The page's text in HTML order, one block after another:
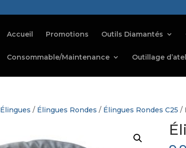
Accueil Promotions Outils Diamantés
Consommable/Maintenance Outillage
Élingues / Élingues Rondes / Élingues Rondes C25 /